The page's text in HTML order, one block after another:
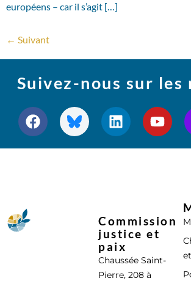
européens – car il s’agit […]
← Suivant
Suivez-nous sur les
Commission
justice et
paix
Chaussée Saint-
Pierre, 208 à